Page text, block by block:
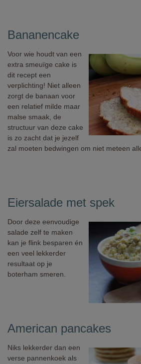
Bananencake
Voor wie houdt van een
extra smeuïge cake is
dit recept een
verplichting! Niet alleen
zorgt de banaan voor
een relatief milde maar
malse smaak, de
structuur van deze cake
is zo zacht dat je jezelf
zal moeten bedwingen om niet meteen
Eiersalade met spek
Door deze eenvoudige
salade zelf te maken
kan je flink besparen én
een veel lekkerder
resultaat op je
boterham smeren.
American pancakes
Niks lekkerder dan een
verse pannenkoek als